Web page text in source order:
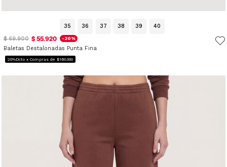
35 36 37 38 39
40
$ 69.900 $ 55.920 -20%
Baletas Destalonadas Punta Fina
20%Dcto x Compras de $160.000